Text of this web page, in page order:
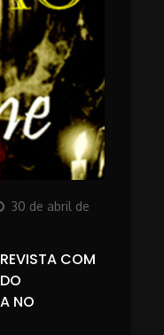
30 de abril de
COM
NO